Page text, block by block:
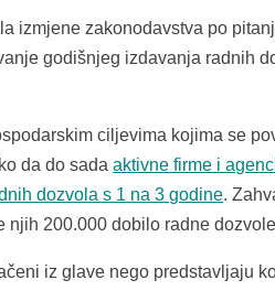
izmjene zakonodavstva po
godišnjeg izdavanja radnih
ciljevima kojima se
da do sadaaktivne firme i
dozvola s 1 na 3 godine.
200.000 dobilo radne dozvole
iz glave nego predstavljaju